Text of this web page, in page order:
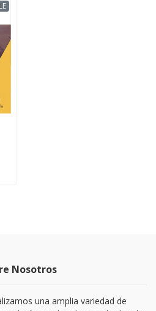
Nosotros
una amplia variedad de